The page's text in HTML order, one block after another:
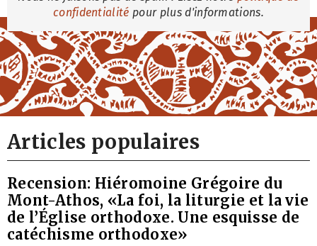
confidentialité pour plus d'informations.
Articles populaires
Recension: Hiéromoine Grégoire du
Mont-Athos, «La foi, la liturgie et la vie
de l’Église orthodoxe. Une esquisse de
catéchisme orthodoxe»